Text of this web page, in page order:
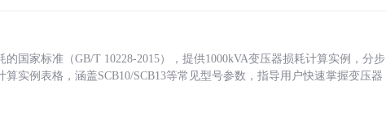
国家标准（GB/T 10228-2015），提供1000kVA变压器损耗计算实例，分步
实例表格，涵盖SCB10/SCB13等常见型号参数，指导用户快速掌握变压器